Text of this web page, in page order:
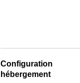
Configuration
hébergement